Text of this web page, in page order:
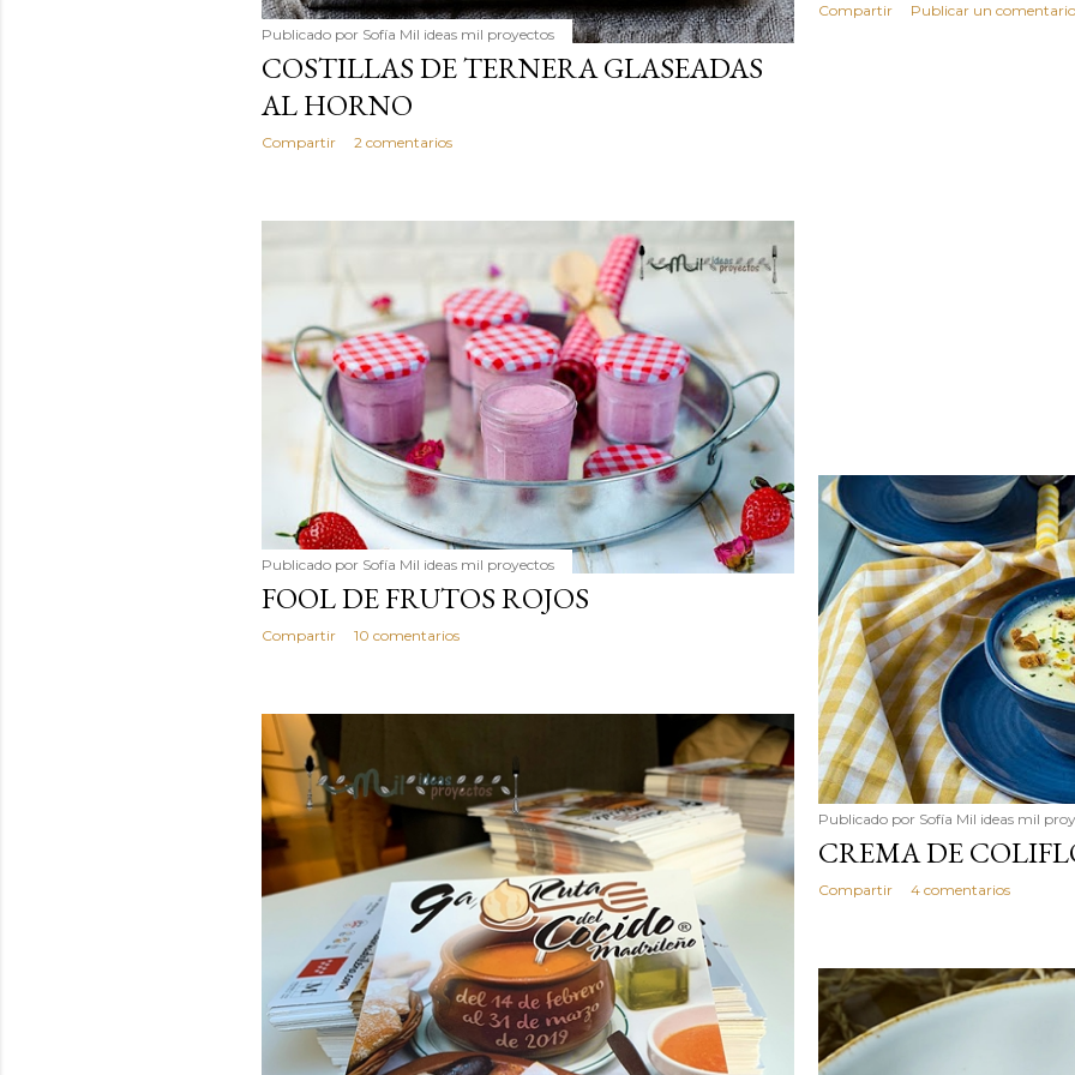
Compartir
Publicar un comentario
Publicado por Sofía Mil ideas mil proyectos
COSTILLAS DE TERNERA GLASEADAS
AL HORNO
Compartir 2 comentarios
Publicado por Sofía Mil ideas mil proyectos
FOOL DE FRUTOS ROJOS
Compartir 10 comentarios
Publicado por Sofía Mil ideas mil
CREMA DE
Compartir 4 comentarios